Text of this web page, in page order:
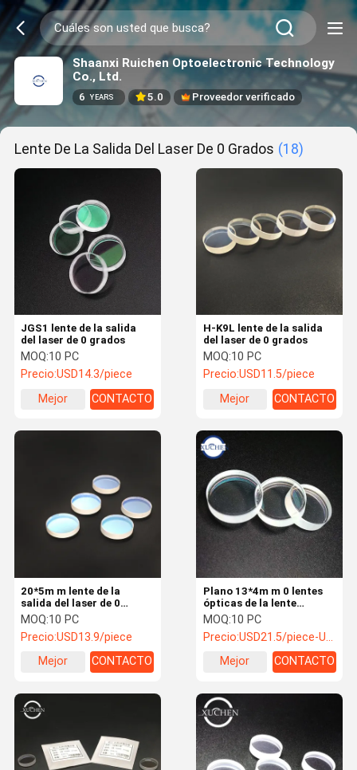
Shaanxi Ruichen Optoelectronic Technology
Co., Ltd.
6 YEARS 5.0 Proveedor verificado
Lente De La Salida Del Laser De 0 Grados (18)
JGS1 lente de la salida
del laser de 0 grados
MOQ:10 PC
Precio:USD14.3/piece
Mejor
CONTACTO
H-K9L lente de la salida
del laser de 0 grados
MOQ:10 PC
Precio:USD11.5/piece
Mejor
CONTACTO
20*5m m lente de la
salida del laser de 0
grados
MOQ:10 PC
Precio:USD13.9/piece
Mejor
CONTACTO
Plano 13*4m m 0 lentes
ópticas de la lente
1064nm T 58% de la
salida del laser del grado
MOQ:10 PC
Precio:USD21.5/piece-USD9.8/piece
Mejor
CONTACTO